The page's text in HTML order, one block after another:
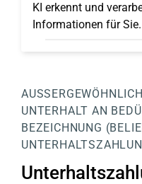
KI erkennt und
Informationen für Sie.
UNTERHALT AN
BEZEICHNUNG